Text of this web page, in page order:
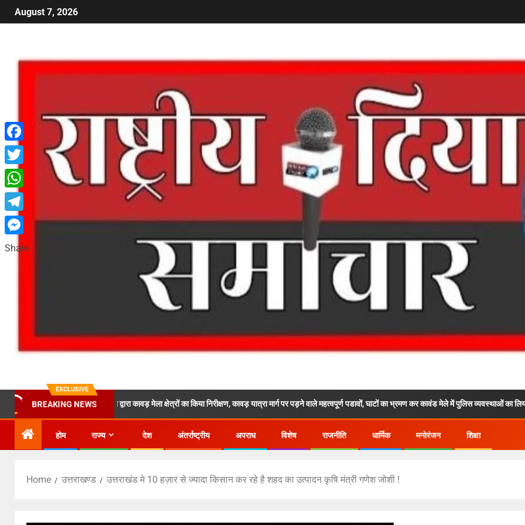
August 7, 2026
EXCLUSIVE
BREAKING NEWS
पर एसपी ऋषिकेश द्वारा कावड़ मेला क्षेत्रों का किया निरीक्षण, कावड़ यात्रा मार्ग पर पड़ने वाले महत्वपूर्ण पडावों, घाटों का भ्रमण कर कावंड मेले में पुलिस व्यवस्थाओं का लिया जायजा
होम राज्य देश अंतर्राष्ट्रीय अपराध विशेष राजनीति धार्मिक मनोरंजन शिक्षा
Home उत्तराखण्ड उत्तराखंड मे 10 हज़ार से ज्यादा किसान कर रहे है शहद का उत्पादन कृषि मंत्री गणेश जोशी !
Facebook
Twitter
WhatsApp
Telegram
Messenger
Share